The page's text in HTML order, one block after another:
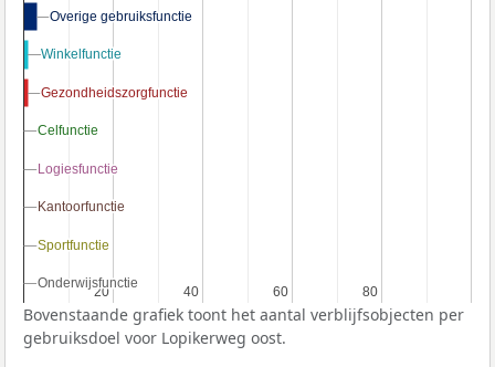
20
20 40
40 60
60 80
80
Overige gebruiksfunctie
Overige gebruiksfunctie
Winkelfunctie
Winkelfunctie
Gezondheidszorgfunctie
Gezondheidszorgfunctie
Celfunctie
Celfunctie
Logiesfunctie
Logiesfunctie
Kantoorfunctie
Kantoorfunctie
Sportfunctie
Sportfunctie
Onderwijsfunctie
Onderwijsfunctie
Bovenstaande grafiek toont het aantal verblijfsobjecten per
gebruiksdoel voor Lopikerweg oost.